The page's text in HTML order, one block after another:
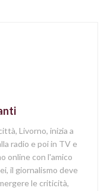
Livorno, inizia a
radio e poi in TV e
online con l'amico
il giornalismo deve
le criticità,